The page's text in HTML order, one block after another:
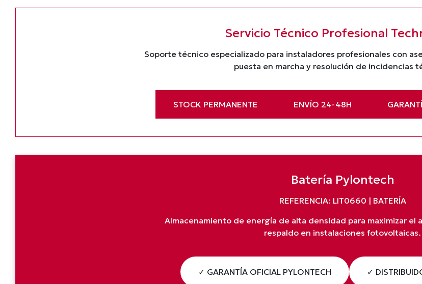
Servicio Técnico Profesional
Soporte técnico especializado para instaladores profesionales con
puesta en marcha y resolución de incidencias
STOCK PERMANENTE ENVÍO 24-48H
Batería Pylontech
REFERENCIA: LIT0660 | BATERÍA
Almacenamiento de energía de alta densidad para maximizar el
respaldo en instalaciones fotovoltaicas.
✓ GARANTÍA OFICIAL PYLONTECH ✓